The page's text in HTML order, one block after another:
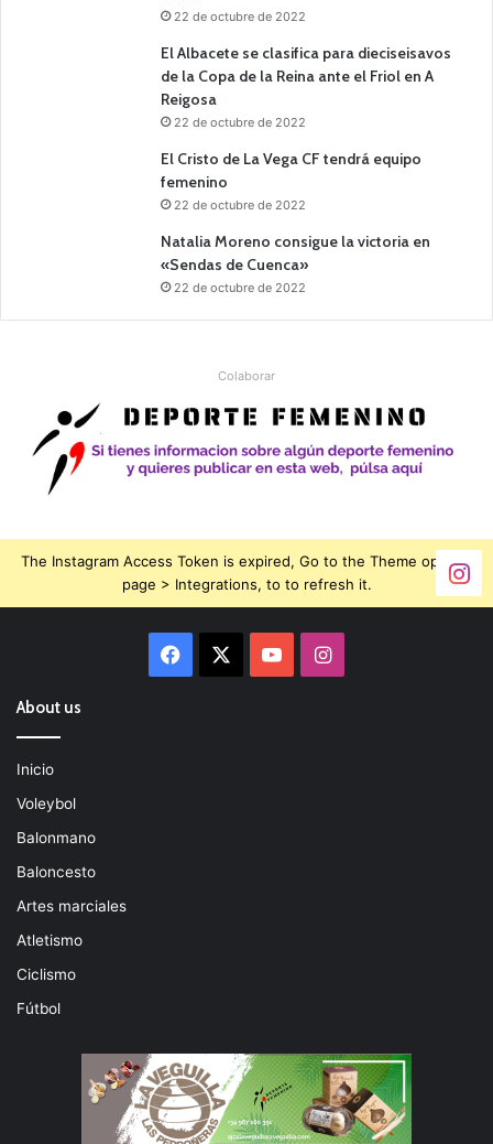
22 de octubre de 2022
El Albacete se clasifica para dieciseisavos
de la Copa de la Reina ante el Friol en A
Reigosa
22 de octubre de 2022
El Cristo de La Vega CF tendrá equipo
femenino
22 de octubre de 2022
Natalia Moreno consigue la victoria en
«Sendas de Cuenca»
22 de octubre de 2022
Colaborar
The Instagram Access Token is expired, Go to the Theme options
page > Integrations, to to refresh it.
Facebook YouTubeInstagram
About us
Inicio
Voleybol
Balonmano
Baloncesto
Artes marciales
Atletismo
Ciclismo
Fútbol